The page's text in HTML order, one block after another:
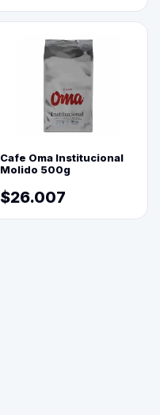
Cafe Oma Institucional
Molido 500g
$26.007